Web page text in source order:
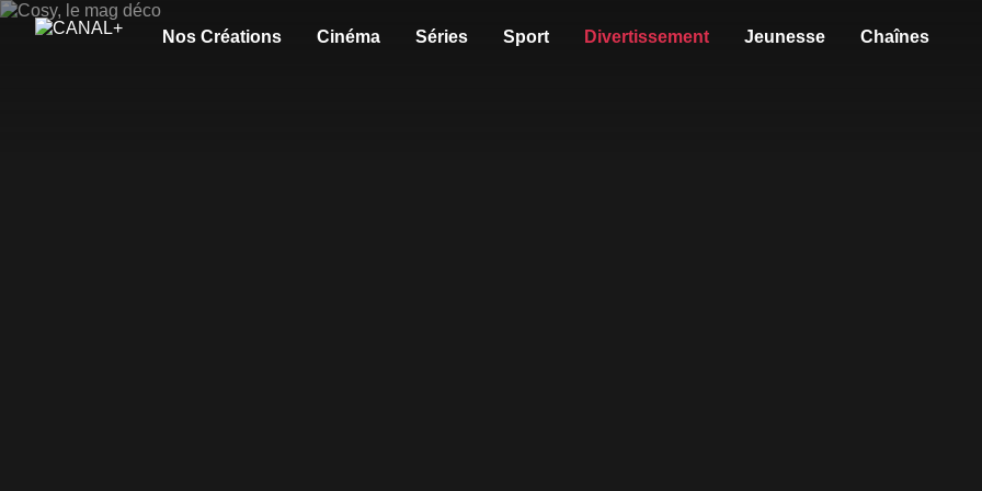
Nos Créations Cinéma Séries Sport Divertissement Jeunesse Chaînes